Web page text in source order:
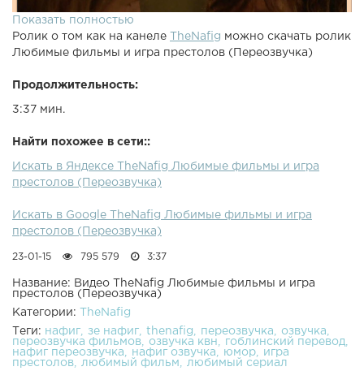
Показать полностью
Ролик о том как на канеле
TheNafig можно скачать ролик
Любимые фильмы и игра престолов (Переозвучка)
Продолжительность:
3:37 мин.
Найти похожее в сети::
Искать в Яндексе TheNafig Любимые фильмы и игра
престолов (Переозвучка)
Искать в Google TheNafig Любимые фильмы и игра
престолов (Переозвучка)
23-01-15 795 579 3:37
Название: Видео TheNafig Любимые фильмы и игра
престолов (Переозвучка)
Категории:
TheNafig
Теги: нафиг зе нафиг thenafig переозвучка
озвучка
переозвучка фильмов
озвучка квн
гоблинский перевод
нафиг переозвучка
нафиг озвучка юмор
игра
престолов
любимый фильм любимый сериал